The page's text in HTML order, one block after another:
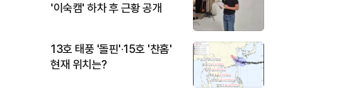
'이숙캠' 하차 후 근황 공개
13호 태풍 '돌핀'·15호 '찬홈'
현재 위치는?